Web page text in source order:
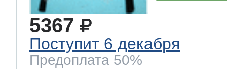
5367
Поступит 6 декабря
Предоплата 50%